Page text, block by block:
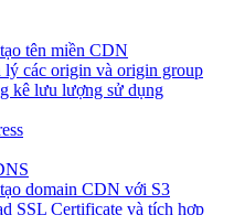
tên miền CDN
lý các origin và origin group
kê lưu lượng sử dụng
domain CDN với S3
SSL Certificate và tích hợp